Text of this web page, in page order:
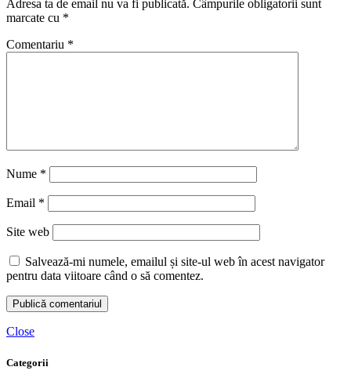
Adresa ta de email nu va fi publicată. Câmpurile obligatorii sunt
marcate cu *
Comentariu *
Nume *
Email *
Site web
Salvează-mi numele, emailul și site-ul web în acest navigator
pentru data viitoare când o să comentez.
Close
Categorii